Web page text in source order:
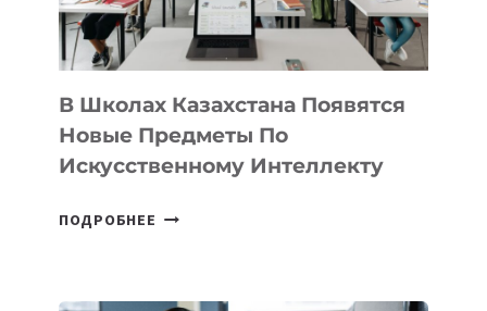
МЕЖДУНАРОДНУЮ
ПРОГРАММУ
ДЛЯ
ТЕХНОЛОГИЧЕСКИХ
В Школах Казахстана Появятся
Новые Предметы По
Искусственному Интеллекту
ПОДРОБНЕЕ